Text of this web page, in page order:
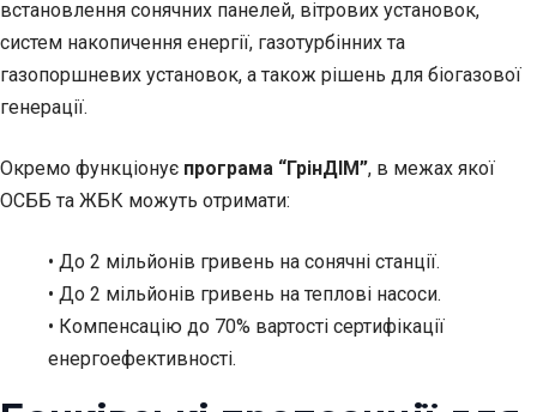
встановлення сонячних панелей, вітрових установок,
систем накопичення енергії, газотурбінних та
газопоршневих установок, а також рішень для біогазової
генерації.
Окремо функціонує програма “ГрінДІМ”, в межах якої
ОСББ та ЖБК можуть отримати:
• До 2 мільйонів гривень на сонячні станції.
• До 2 мільйонів гривень на теплові насоси.
• Компенсацію до 70% вартості сертифікації
енергоефективності.